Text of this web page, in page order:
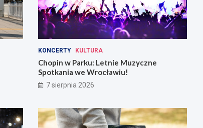
KONCERTY KULTURA
Chopin w Parku: Letnie Muzyczne
Spotkania we Wrocławiu!
7 sierpnia 2026